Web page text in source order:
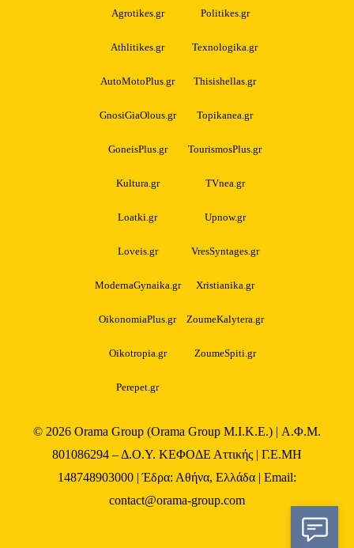
Agrotikes.gr Politikes.gr
Athlitikes.gr Texnologika.gr
AutoMotoPlus.gr Thisishellas.gr
GnosiGiaOlous.gr Topikanea.gr
GoneisPlus.gr TourismosPlus.gr
Kultura.gr TVnea.gr
Loatki.gr Upnow.gr
Loveis.gr VresSyntages.gr
ModernaGynaika.gr Xristianika.gr
OikonomiaPlus.gr ZoumeKalytera.gr
Oikotropia.gr ZoumeSpiti.gr
Perepet.gr
© 2026 Orama Group (Orama Group Μ.Ι.Κ.Ε.) | Α.Φ.Μ.
801086294 – Δ.Ο.Υ. ΚΕΦΟΔΕ Αττικής | Γ.Ε.ΜΗ
148748903000 | Έδρα: Αθήνα, Ελλάδα | Email:
contact@orama-group.com